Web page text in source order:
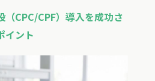
（CPC/CPF）導入を成功さ
イント